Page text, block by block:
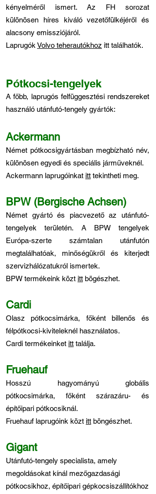
kényelméről ismert. Az FH sorozat
különösen híres kiváló vezetőfülkéjéről és
alacsony emissziójáról.
Laprugók Volvo teherautókhoz itt találhatók.
Pótkocsi-tengelyek
A főbb, laprugós felfüggesztési rendszereket
használó utánfutó-tengely gyártók:
Ackermann
Német pótkocsigyártásban megbízható név,
különösen egyedi és speciális járműveknél.
Ackermann laprugóinkat itt tekintheti meg.
BPW (Bergische Achsen)
Német gyártó és piacvezető az utánfutó-
tengelyek területén. A BPW tengelyek
Európa-szerte számtalan utánfutón
megtalálhatóak, minőségükről és kiterjedt
szervizhálózatukról ismertek.
BPW termékeink közt itt bögészhet.
Cardi
Olasz pótkocsimárka, főként billenős és
félpótkocsi-kiviteleknél használatos.
Cardi termékeinket itt találja.
Fruehauf
Hosszú hagyományú globális
pótkocsimárka, főként szárazáru- és
építőipari pótkocsiknál.
Fruehauf laprugóink közt itt böngészhet.
Gigant
Utánfutó-tengely specialista, amely
megoldásokat kínál mezőgazdasági
pótkocsikhoz, építőipari gépkocsiszállítókhoz